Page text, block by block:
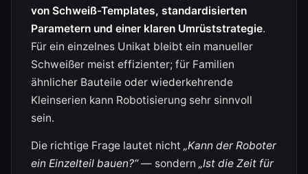
von Schweiß-Templates, standardisierten
Parametern und einer klaren Umrüststrategie.
Für ein einzelnes Unikat bleibt ein manueller
Schweißer meist effizienter; für Familien
ähnlicher Bauteile oder wiederkehrende
Kleinserien kann Robotisierung sehr sinnvoll
sein.
Die richtige Frage lautet nicht „Kann der Roboter
ein Einzelteil bauen?“— sondern „Ist die Zeit für